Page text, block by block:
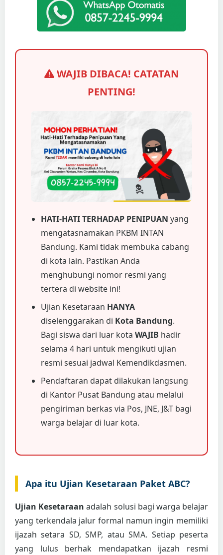
WAJIB DIBACA! CATATAN
PENTING!
HATI-HATI TERHADAP PENIPUAN yang
mengatasnamakan PKBM INTAN
Bandung. Kami tidak membuka cabang
di kota lain. Pastikan Anda
menghubungi nomor resmi yang
tertera di website ini!
Ujian Kesetaraan HANYA
diselenggarakan di Kota Bandung.
Bagi siswa dari luar kota WAJIB hadir
selama 4 hari untuk mengikuti ujian
resmi sesuai jadwal Kemendikdasmen.
Pendaftaran dapat dilakukan langsung
di Kantor Pusat Bandung atau melalui
pengiriman berkas via Pos, JNE, J&T bagi
warga belajar di luar kota.
Apa itu Ujian Kesetaraan Paket ABC?
Ujian Kesetaraan adalah solusi bagi warga belajar
yang terkendala jalur formal namun ingin memiliki
ijazah setara SD, SMP, atau SMA. Setiap peserta
yang lulus berhak mendapatkan ijazah resmi